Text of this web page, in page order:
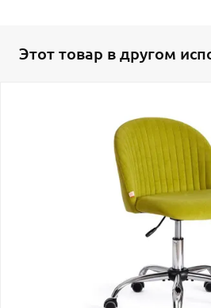
Этот товар в другом